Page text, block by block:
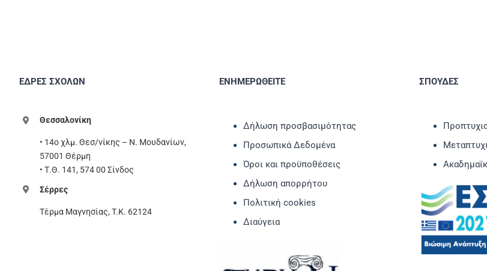
ΕΔΡΕΣ ΣΧΟΛΩΝ
Θεσσαλονίκη
• 14ο χλμ. Θεσ/νίκης – Ν. Μουδανίων,
57001 Θέρμη
• Τ.Θ. 141, 574 00 Σίνδος
Σέρρες
Τέρμα Μαγνησίας, T.K. 62124
ΕΝΗΜΕΡΩΘΕΙΤΕ
Δήλωση προσβασιμότητας
Προσωπικά Δεδομένα
Όροι και προϋποθέσεις
Δήλωση απορρήτου
Πολιτική cookies
Διαύγεια
ΣΠΟΥΔΕΣ